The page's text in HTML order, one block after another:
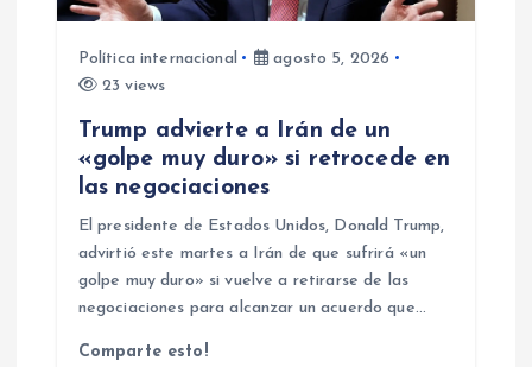
Política internacional
agosto 5, 2026
23 views
Trump advierte a Irán de un
«golpe muy duro» si retrocede en
las negociaciones
El presidente de Estados Unidos, Donald Trump,
advirtió este martes a Irán de que sufrirá «un
golpe muy duro» si vuelve a retirarse de las
negociaciones para alcanzar un acuerdo que…
Comparte esto!